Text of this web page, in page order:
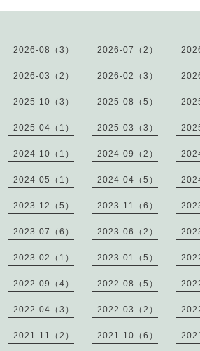
2026-08（3） 2026-07（2）
2026-03（2） 2026-02（3）
2025-10（3） 2025-08（5）
2025-04（1） 2025-03（3）
2024-10（1） 2024-09（2）
2024-05（1） 2024-04（5）
2023-12（5） 2023-11（6）
2023-07（6） 2023-06（2）
2023-02（1） 2023-01（5）
2022-09（4） 2022-08（5）
2022-04（3） 2022-03（2）
2021-11（2） 2021-10（6）